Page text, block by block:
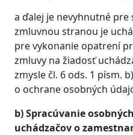
a ďalej je nevyhnutné
zmluvnou stranou je
pre vykonanie opatrení
zmluvy na žiadosť
zmysle čl. 6 ods. 1 písm.
o ochrane osobných
b) Spracúvanie
uchádzačov o